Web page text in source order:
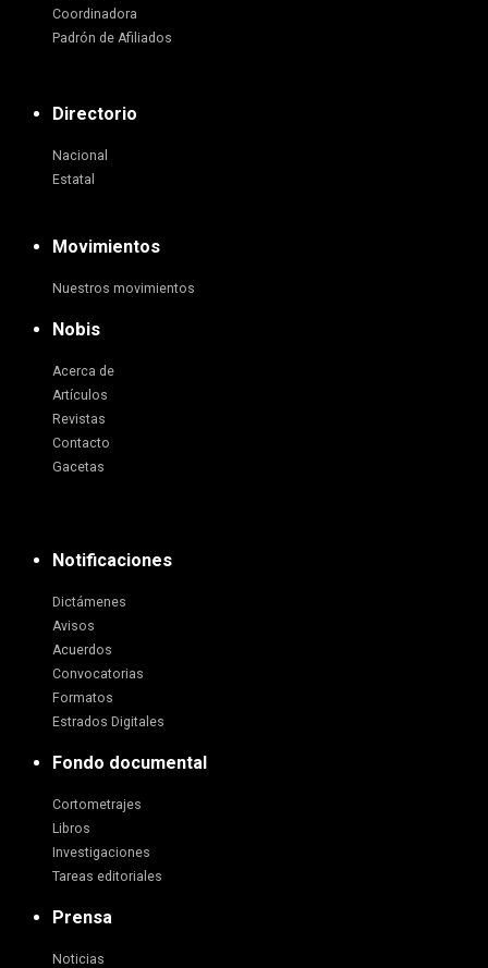
Coordinadora
Padrón de Afiliados
Directorio
Nacional
Estatal
Movimientos
Nuestros movimientos
Nobis
Acerca de
Artículos
Revistas
Contacto
Gacetas
Notificaciones
Dictámenes
Avisos
Acuerdos
Convocatorias
Formatos
Estrados Digitales
Fondo documental
Cortometrajes
Libros
Investigaciones
Tareas editoriales
Prensa
Noticias